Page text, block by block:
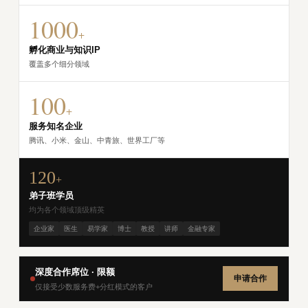
1000+
孵化商业与知识IP
覆盖多个细分领域
100+
服务知名企业
腾讯、小米、金山、中青旅、世界工厂等
120+
弟子班学员
均为各个领域顶级精英
企业家 医生 易学家 博士 教授 讲师 金融专家
深度合作席位 · 限额
仅接受少数服务费+分红模式的客户
申请合作